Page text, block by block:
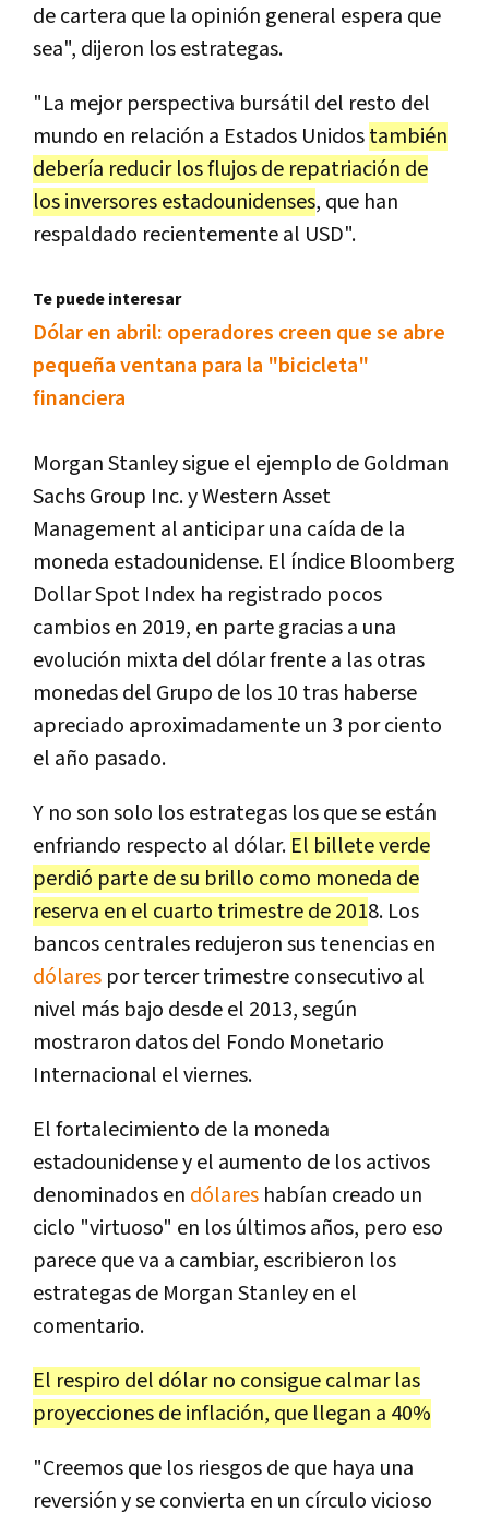
de cartera que la opinión general espera que
sea", dijeron los estrategas.
"La mejor perspectiva bursátil del resto del
mundo en relación a Estados Unidostambién
debería reducir los flujos de repatriación de
los inversores estadounidenses, que han
respaldado recientemente al USD".
Te puede interesar
Dólar en abril: operadores creen que se abre
pequeña ventana para la "bicicleta"
financiera
Morgan Stanley sigue el ejemplo de Goldman
Sachs Group Inc. y Western Asset
Management al anticipar una caída de la
moneda estadounidense. El índice Bloomberg
Dollar Spot Index ha registrado pocos
cambios en 2019, en parte gracias a una
evolución mixta del dólar frente a las otras
monedas del Grupo de los 10 tras haberse
apreciado aproximadamente un 3 por ciento
el año pasado.
Y no son solo los estrategas los que se están
enfriando respecto al dólar. El billete verde
perdió parte de su brillo como moneda de
reserva en el cuarto trimestre de 2018. Los
bancos centrales redujeron sus tenencias en
dólares por tercer trimestre consecutivo al
nivel más bajo desde el 2013, según
mostraron datos del Fondo Monetario
Internacional el viernes.
El fortalecimiento de la moneda
estadounidense y el aumento de los activos
denominados en dólares habían creado un
ciclo "virtuoso" en los últimos años, pero eso
parece que va a cambiar, escribieron los
estrategas de Morgan Stanley en el
comentario.
El respiro del dólar no consigue calmar las
proyecciones de inflación, que llegan a 40%
"Creemos que los riesgos de que haya una
reversión y se convierta en un círculo vicioso